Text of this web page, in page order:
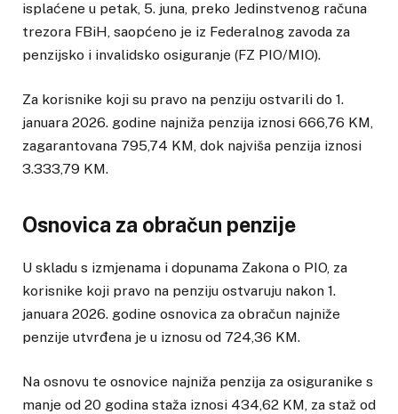
isplaćene u petak, 5. juna, preko Jedinstvenog računa
trezora FBiH, saopćeno je iz Federalnog zavoda za
penzijsko i invalidsko osiguranje (FZ PIO/MIO).
Za korisnike koji su pravo na penziju ostvarili do 1.
januara 2026. godine najniža penzija iznosi 666,76 KM,
zagarantovana 795,74 KM, dok najviša penzija iznosi
3.333,79 KM.
Osnovica za obračun penzije
U skladu s izmjenama i dopunama Zakona o PIO, za
korisnike koji pravo na penziju ostvaruju nakon 1.
januara 2026. godine osnovica za obračun najniže
penzije utvrđena je u iznosu od 724,36 KM.
Na osnovu te osnovice najniža penzija za osiguranike s
manje od 20 godina staža iznosi 434,62 KM, za staž od